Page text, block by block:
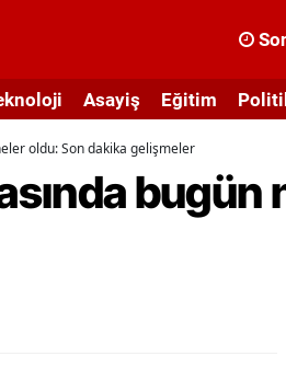
Asayiş Eğitim
oldu: Son dakika gelişmeler
bugün